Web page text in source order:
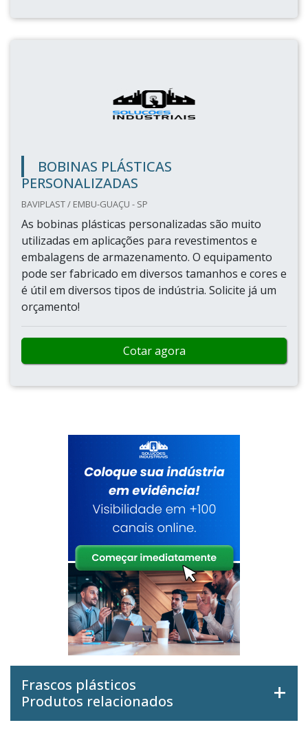
BOBINAS PLÁSTICAS
PERSONALIZADAS
BAVIPLAST / EMBU-GUAÇU - SP
As bobinas plásticas personalizadas são muito
utilizadas em aplicações para revestimentos e
embalagens de armazenamento. O equipamento
pode ser fabricado em diversos tamanhos e cores e
é útil em diversos tipos de indústria. Solicite já um
orçamento!
Cotar agora
Frascos plásticos
Produtos relacionados